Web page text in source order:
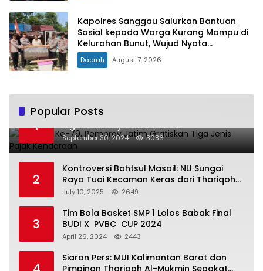
Kapolres Sanggau Salurkan Bantuan
Sosial kepada Warga Kurang Mampu di
Kelurahan Bunut, Wujud Nyata
Kepedulian Polri Hadir untuk Masyarakat
Daerah August 7, 2026
Popular Posts
1
Hari Jadi Ke-79, Pemprov Jatim Gratiskan
Tiga Jenis Pajak Kendaraan
September 30, 2024 3086
2
Kontroversi Bahtsul Masail: NU Sungai
Raya Tuai Kecaman Keras dari Thariqoh
Al Mu’min
July 10, 2025 2649
3
Tim Bola Basket SMP 1 Lolos Babak Final
BUDI X PVBC CUP 2024
April 26, 2024 2443
Siaran Pers: MUI Kalimantan Barat dan